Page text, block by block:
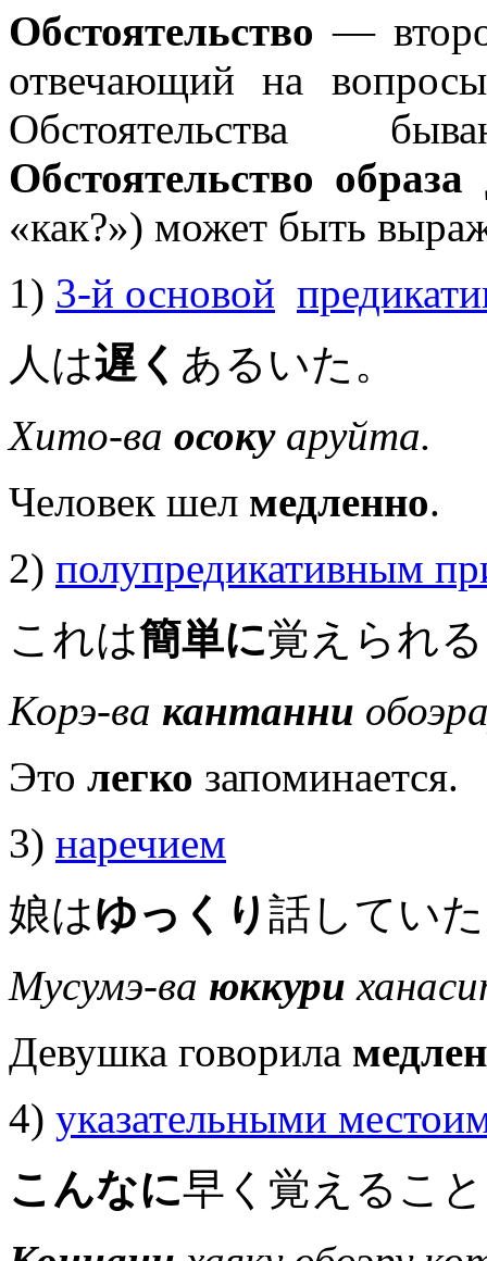
Обстоятельство —
отвечающий на
Обстоятельства
Обстоятельство образа
«как?») может быть
1) 3-й основой
人は遅く あるいた。
Хито-ва осокуаруйта.
Человек шел медленно.
2) полупредикативным
これは簡単に覚えられ
Корэ-ва кантанни
Это легко запоминается.
3) наречием
娘はゆっくり 話してい
Мусумэ-ва юккури
Девушка говорила
4) указательными
こんなに早く覚えるこ